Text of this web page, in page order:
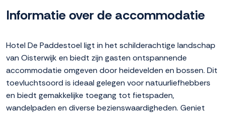
Informatie over de accommodatie
Hotel De Paddestoel ligt in het schilderachtige landschap
van Oisterwijk en biedt zijn gasten ontspannende
accommodatie omgeven door heidevelden en bossen. Dit
toevluchtsoord is ideaal gelegen voor natuurliefhebbers
en biedt gemakkelijke toegang tot fietspaden,
wandelpaden en diverse bezienswaardigheden. Geniet